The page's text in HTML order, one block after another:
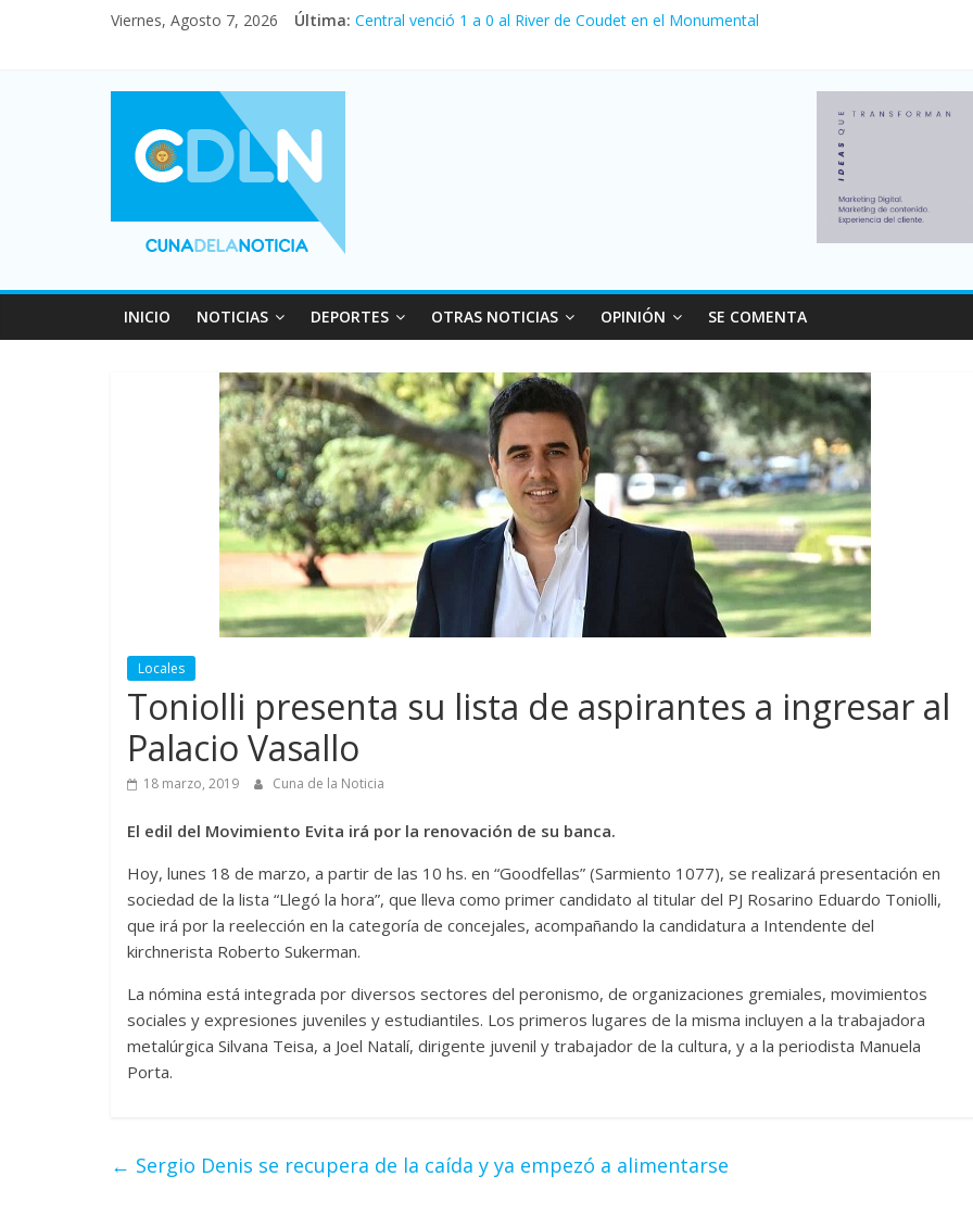
Viernes, Agosto 7, 2026 Última: Central venció 1 a 0 al River de Coudet en el Monumental
Vacaciones de invierno con más movimiento y consumo turístico: 4,6 millones de
Fuerte caída de la venta de autos usados en julio: bajó un 12,6% interanual
INICIO NOTICIAS DEPORTES OTRAS NOTICIAS OPINIÓN SE COMENTA
Locales
Toniolli presenta su lista de aspirantes a ingresar al
Palacio Vasallo
18 marzo, 2019 Cuna de la Noticia
El edil del Movimiento Evita irá por la renovación de su banca.
Hoy, lunes 18 de marzo, a partir de las 10 hs. en “Goodfellas” (Sarmiento 1077), se realizará presentación en
sociedad de la lista “Llegó la hora”, que lleva como primer candidato al titular del PJ Rosarino Eduardo Toniolli,
que irá por la reelección en la categoría de concejales, acompañando la candidatura a Intendente del
kirchnerista Roberto Sukerman.
La nómina está integrada por diversos sectores del peronismo, de organizaciones gremiales, movimientos
sociales y expresiones juveniles y estudiantiles. Los primeros lugares de la misma incluyen a la trabajadora
metalúrgica Silvana Teisa, a Joel Natalí, dirigente juvenil y trabajador de la cultura, y a la periodista Manuela
Porta.
← Sergio Denis se recupera de la caída y ya empezó a alimentarse